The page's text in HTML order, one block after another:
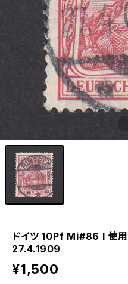
ドイツ 10Pf Mi#86 I 使
27.4.1909
¥1,500